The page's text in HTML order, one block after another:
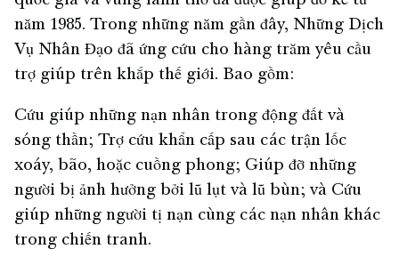
năm 1985. Trong những năm gần đây, Những Dịch
Vụ Nhân Đạo đã ứng cứu cho hàng trăm yêu cầu
trợ giúp trên khắp thế giới. Bao gồm:
Cứu giúp những nạn nhân trong động đất và
sóng thần; Trợ cứu khẩn cấp sau các trận lốc
xoáy, bão, hoặc cuồng phong; Giúp đỡ những
người bị ảnh hưởng bởi lũ lụt và lũ bùn; và Cứu
giúp những người tị nạn cùng các nạn nhân khác
trong chiến tranh.